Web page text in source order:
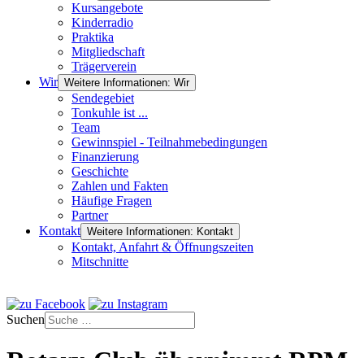
Kursangebote
Kinderradio
Praktika
Mitgliedschaft
Trägerverein
Wir Weitere Informationen: Wir
Sendegebiet
Tonkuhle ist ...
Team
Gewinnspiel - Teilnahmebedingungen
Finanzierung
Geschichte
Zahlen und Fakten
Häufige Fragen
Partner
Kontakt Weitere Informationen: Kontakt
Kontakt, Anfahrt & Öffnungszeiten
Mitschnitte
Suchen